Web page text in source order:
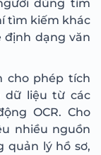
dùng tìm
tìm kiếm khác
định dạng văn
cho phép tích
dữ liệu từ các
OCR. Cho
nhiều nguồn
quản lý hồ sơ,